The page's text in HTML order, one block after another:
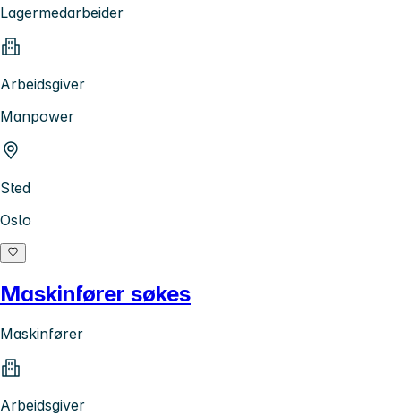
Lagermedarbeider
Arbeidsgiver
Manpower
Sted
Oslo
Maskinfører søkes
Maskinfører
Arbeidsgiver